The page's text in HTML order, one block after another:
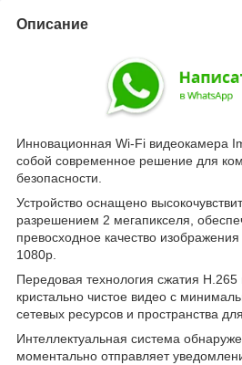
Описание
Инновационная Wi-Fi видеокамера
собой современное решение для
безопасности.
Устройство оснащено
разрешением 2 мегапикселя,
превосходное качество
1080p.
Передовая технология сжатия H.265
кристально чистое видео с
сетевых ресурсов и пространства
Интеллектуальная система
моментально отправляет